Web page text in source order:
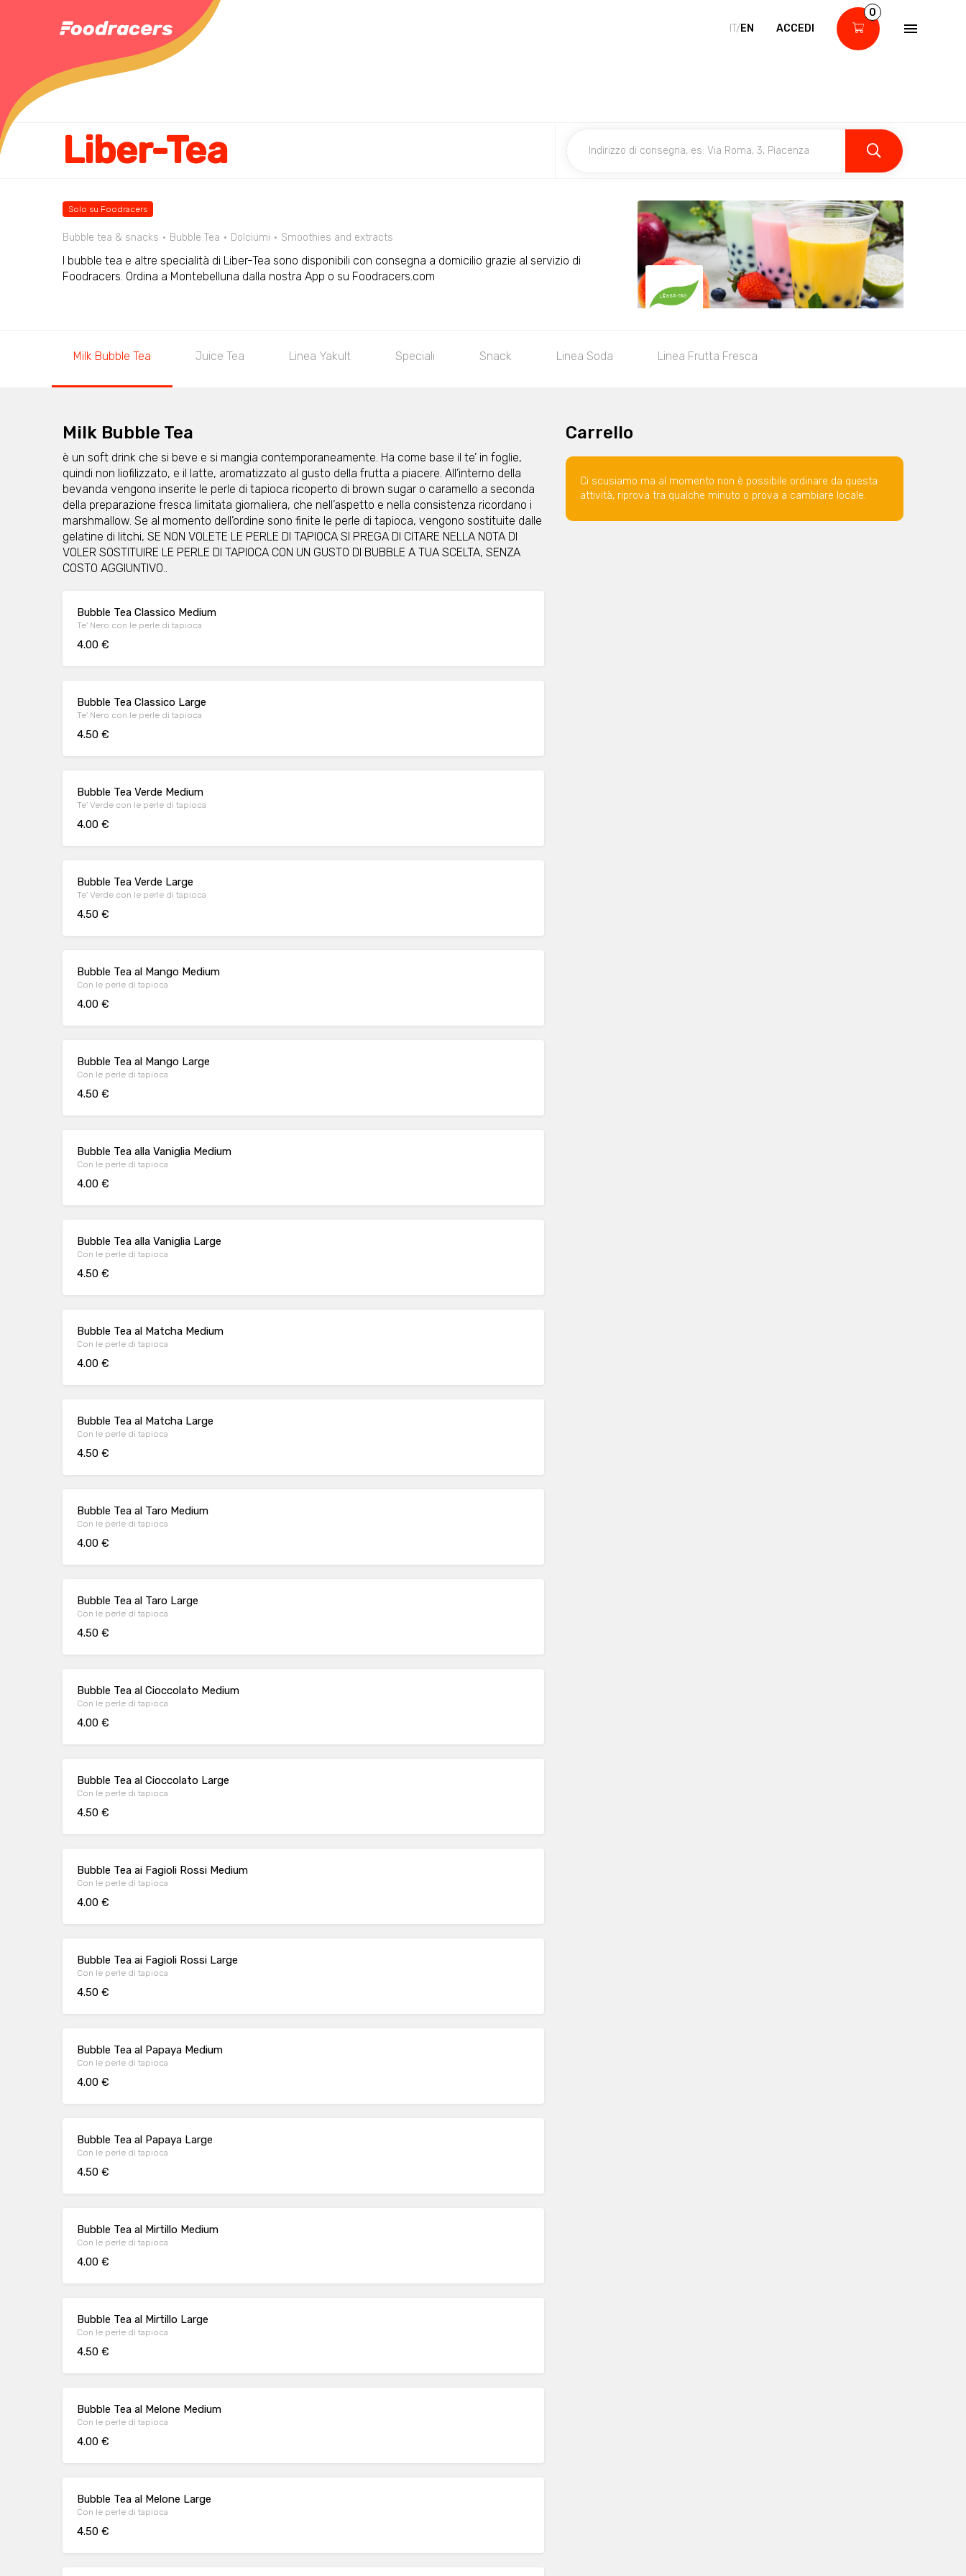
IT/EN ACCEDI
0
Liber-Tea
Solo su Foodracers
Bubble tea & snacks Bubble Tea Dolciumi Smoothies and extracts
I bubble tea e altre specialità di Liber-Tea sono disponibili con consegna a domicilio grazie al servizio di
Foodracers. Ordina a Montebelluna dalla nostra App o su Foodracers.com
Milk Bubble Tea Juice Tea Linea Yakult Speciali Snack Linea Soda Linea Frutta Fresca
Milk Bubble Tea
è un soft drink che si beve e si mangia contemporaneamente. Ha come base il te’ in foglie,
quindi non liofilizzato, e il latte, aromatizzato al gusto della frutta a piacere. All’interno della
bevanda vengono inserite le perle di tapioca ricoperto di brown sugar o caramello a seconda
della preparazione fresca limitata giornaliera, che nell’aspetto e nella consistenza ricordano i
marshmallow. Se al momento dell’ordine sono finite le perle di tapioca, vengono sostituite dalle
gelatine di litchi, SE NON VOLETE LE PERLE DI TAPIOCA SI PREGA DI CITARE NELLA NOTA DI
VOLER SOSTITUIRE LE PERLE DI TAPIOCA CON UN GUSTO DI BUBBLE A TUA SCELTA, SENZA
COSTO AGGIUNTIVO..
Bubble Tea Classico Medium
Te' Nero con le perle di tapioca
4.00 €
Bubble Tea Classico Large
Te' Nero con le perle di tapioca
4.50 €
Bubble Tea Verde Medium
Te' Verde con le perle di tapioca
4.00 €
Bubble Tea Verde Large
Te' Verde con le perle di tapioca
4.50 €
Bubble Tea al Mango Medium
Con le perle di tapioca
4.00 €
Bubble Tea al Mango Large
Con le perle di tapioca
4.50 €
Bubble Tea alla Vaniglia Medium
Con le perle di tapioca
4.00 €
Bubble Tea alla Vaniglia Large
Con le perle di tapioca
4.50 €
Bubble Tea al Matcha Medium
Con le perle di tapioca
4.00 €
Bubble Tea al Matcha Large
Con le perle di tapioca
4.50 €
Bubble Tea al Taro Medium
Con le perle di tapioca
4.00 €
Bubble Tea al Taro Large
Con le perle di tapioca
4.50 €
Bubble Tea al Cioccolato Medium
Con le perle di tapioca
4.00 €
Bubble Tea al Cioccolato Large
Con le perle di tapioca
4.50 €
Bubble Tea ai Fagioli Rossi Medium
Con le perle di tapioca
4.00 €
Bubble Tea ai Fagioli Rossi Large
Con le perle di tapioca
4.50 €
Bubble Tea al Papaya Medium
Con le perle di tapioca
4.00 €
Bubble Tea al Papaya Large
Con le perle di tapioca
4.50 €
Bubble Tea al Mirtillo Medium
Con le perle di tapioca
4.00 €
Bubble Tea al Mirtillo Large
Con le perle di tapioca
4.50 €
Bubble Tea al Melone Medium
Con le perle di tapioca
4.00 €
Bubble Tea al Melone Large
Con le perle di tapioca
4.50 €
Carrello
Ci scusiamo ma al momento non è possibile ordinare da questa
attività, riprova tra qualche minuto o prova a cambiare locale.